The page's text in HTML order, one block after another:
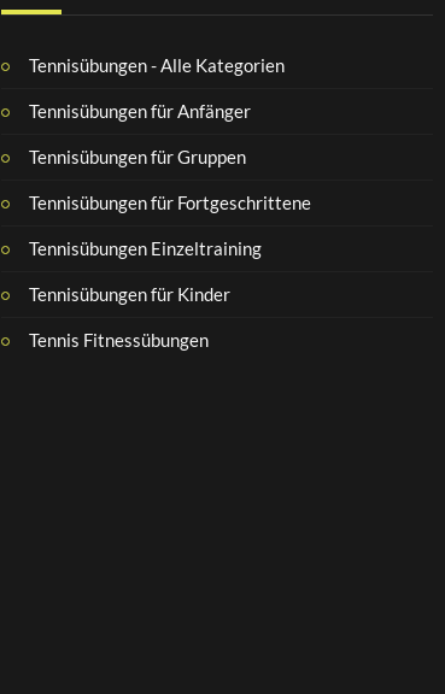
Tennisübungen - Alle Kategorien
Tennisübungen für Anfänger
Tennisübungen für Gruppen
Tennisübungen für Fortgeschrittene
Tennisübungen Einzeltraining
Tennisübungen für Kinder
Tennis Fitnessübungen